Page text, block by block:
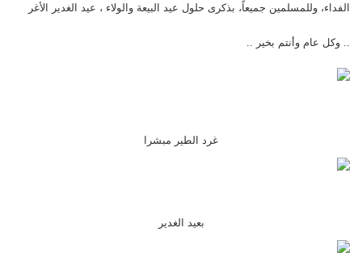
الفداء، وللمسلمين جميعاً، بذكرى حلول عيد البيعة والولاء ، عيد الغدير الأغر
.. وكل عام وأنتم بخير ..
غرد الطير مبشرا
بعيد الغدير